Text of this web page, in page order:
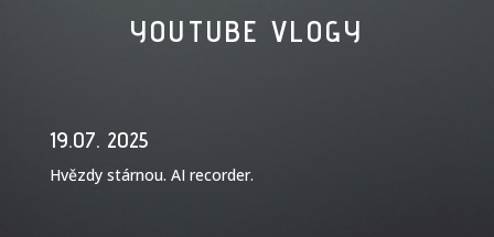
YOUTUBE VLOGY
19.07. 2025
Hvězdy stárnou. AI recorder.